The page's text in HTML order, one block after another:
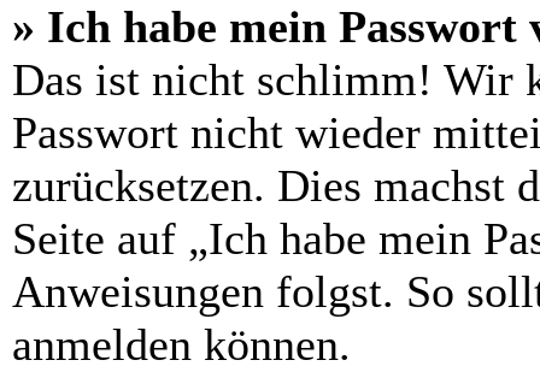
» Ich habe mein Passwort
Das ist nicht schlimm! Wir
Passwort nicht wieder
zurücksetzen. Dies machst
Seite auf „Ich habe mein
Anweisungen folgst. So
anmelden können.